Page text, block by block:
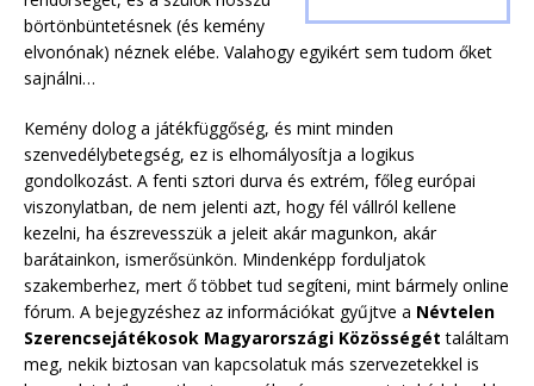
börtönbüntetésnek (és kemény
elvonónak) néznek elébe. Valahogy egyikért sem tudom őket
sajnálni…
Kemény dolog a játékfüggőség, és mint minden
szenvedélybetegség, ez is elhomályosítja a logikus
gondolkozást. A fenti sztori durva és extrém, főleg európai
viszonylatban, de nem jelenti azt, hogy fél vállról kellene
kezelni, ha észrevesszük a jeleit akár magunkon, akár
barátainkon, ismerősünkön. Mindenképp forduljatok
szakemberhez, mert ő többet tud segíteni, mint bármely online
fórum. A bejegyzéshez az információkat gyűjtve a Névtelen
Szerencsejátékosok Magyarországi Közösségét találtam
meg, nekik biztosan van kapcsolatuk más szervezetekkel is